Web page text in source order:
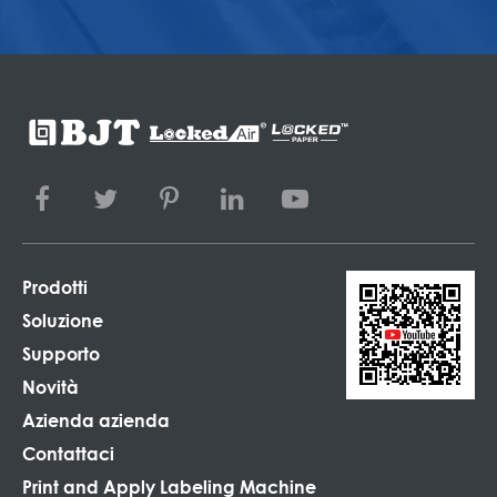
Prodotti
Soluzione
Supporto
Novità
Azienda azienda
Contattaci
Print and Apply Labeling Machine